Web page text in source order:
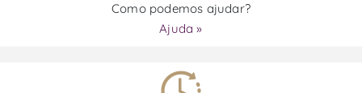
Como podemos ajudar?
Ajuda »